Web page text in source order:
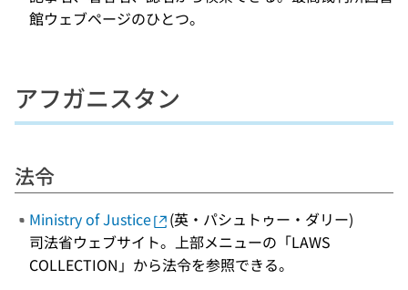
館ウェブページのひとつ。
アフガニスタン
法令
Ministry of Justice
(英・パシュトゥー・ダリー)
司法省ウェブサイト。上部メニューの「LAWS
COLLECTION」から法令を参照できる。